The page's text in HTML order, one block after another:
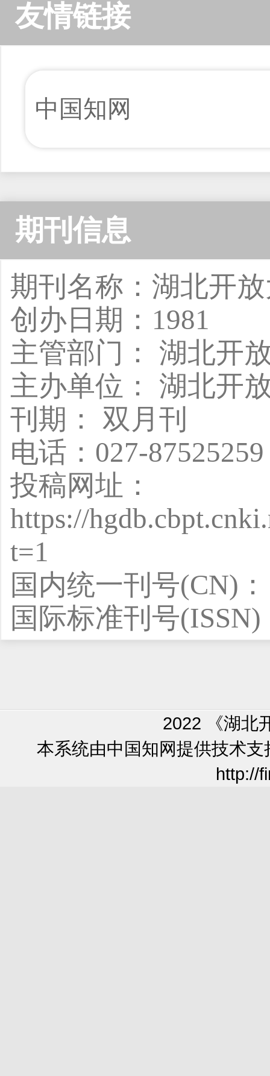
友情链接
中国知网
期刊信息
期刊名称：湖北开
创办日期：1981
主管部门： 湖北开
主办单位： 湖北开
刊期： 双月刊
电话：027-87525259
投稿网址：
https://
t=1
国内统一刊号(CN)
国际标准刊号(ISSN)
2022 《湖北
本系统由中国知网提供技术
http://